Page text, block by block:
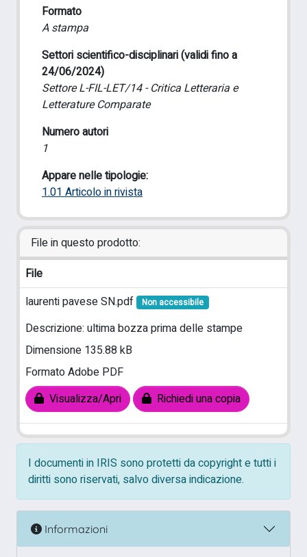
Formato
A stampa
Settori scientifico-disciplinari (validi fino a
24/06/2024)
Settore L-FIL-LET/14 - Critica Letteraria e
Letterature Comparate
Numero autori
1
Appare nelle tipologie:
1.01 Articolo in rivista
File in questo prodotto:
File
laurenti pavese SN.pdf
Non accessibile
Descrizione: ultima bozza prima delle stampe
Dimensione 135.88 kB
Formato Adobe PDF
Visualizza/Apri
Richiedi una copia
I documenti in IRIS sono protetti da copyright e tutti i
diritti sono riservati, salvo diversa indicazione.
Informazioni